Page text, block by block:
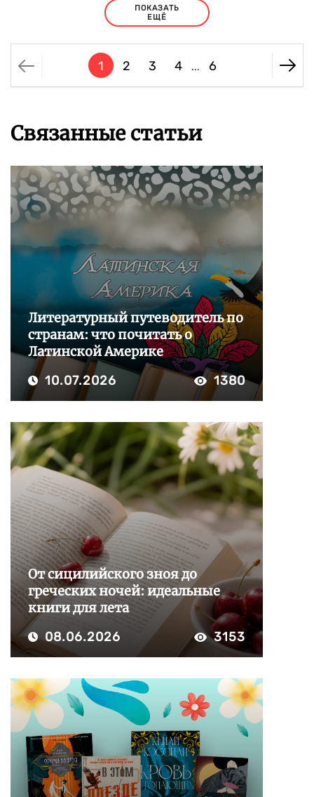
ПОКАЗАТЬ
ЕЩЁ
1 2 3 4 ... 6
Связанные статьи
Литературный путеводитель по
странам: что почитать о
Латинской Америке
10.07.2026 1380
От сицилийского зноя до
греческих ночей: идеальные
книги для лета
08.06.2026 3153